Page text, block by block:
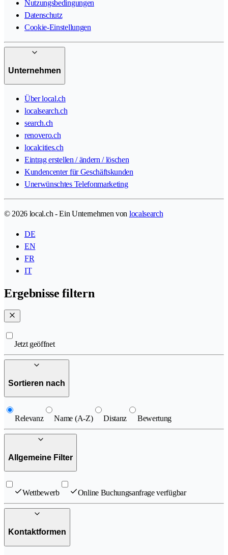
Nutzungsbedingungen
Datenschutz
Cookie-Einstellungen
Unternehmen
Über local.ch
localsearch.ch
search.ch
renovero.ch
localcities.ch
Eintrag erstellen / ändern / löschen
Kundencenter für Geschäftskunden
Unerwünschtes Telefonmarketing
© 2026 local.ch - Ein Unternehmen von localsearch
DE
EN
FR
IT
Ergebnisse filtern
Jetzt geöffnet
Sortieren nach
Relevanz Name (A-Z) Distanz Bewertung
Allgemeine Filter
Wettbewerb Online Buchungsanfrage verfügbar
Kontaktformen